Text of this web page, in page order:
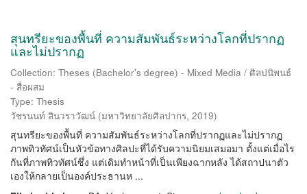
สุนทรียะของพื้นที่ ความสัมพันธ์ระหว่างโลกที่ปรากฏ
และไม่ปรากฏ
Collection: Theses (Bachelor's degree) - Mixed Media / ศิลปนิพนธ์
- สื่อผสม
Type: Thesis
วัชรนนท์ สินวราวัฒน์ (มหาวิทยาลัยศิลปากร, 2019)
สุนทรียะของพื้นที่ ความสัมพันธ์ระหว่างโลกที่ปรากฏและไม่ปรากฏ
ภาพทิวทัศน์เป็นหัวข้อทางศิลปะที่ได้รับความนิยมเสมอมา ตั้งแต่เมื่อไร
กันที่ภาพทิวทัศน์ซึ่ง แต่เดิมทำหน้าที่เป็นเพียงฉากหลัง ได้สถาปนาตัว
เองให้กลายเป็นองค์ประธานห ...